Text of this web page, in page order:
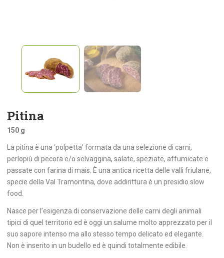
Pitina
150 g
La pitina è una ‘polpetta’ formata da una selezione di carni,
perlopiù di pecora e/o selvaggina, salate, speziate, affumicate e
passate con farina di mais. È una antica ricetta delle valli friulane,
specie della Val Tramontina, dove addirittura è un presidio slow
food.
Nasce per l’esigenza di conservazione delle carni degli animali
tipici di quel territorio ed è oggi un salume molto apprezzato per il
suo sapore intenso ma allo stesso tempo delicato ed elegante.
Non è inserito in un budello ed è quindi totalmente edibile.